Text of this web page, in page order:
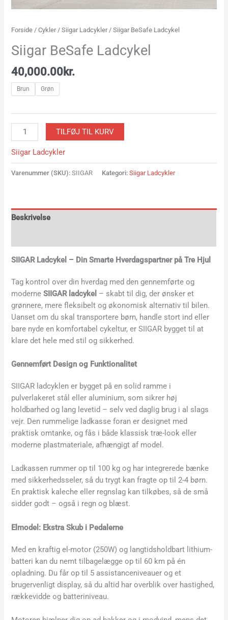
Forside /Cykler/Siigar Ladcykler/ Siigar BeSafe Ladcykel
Siigar BeSafe Ladcykel
40,000.00kr.
Brun Grøn
TILFØJ TIL KURV
Siigar Ladcykler
Varenummer (SKU):SIIGAR Kategori:Siigar Ladcykler
Beskrivelse
SIIGAR Ladcykel – Din Smarte Hverdagspartner på Tre Hjul
Tag kontrol over din hverdag med den gennemførte og
moderneSIIGAR ladcykel – skabt til dig, der ønsker et
grønnere, mere fleksibelt og økonomisk alternativ til bilen.
Uanset om du skal transportere børn, handle stort ind eller
bare nyde en komfortabel cykeltur, er SIIGAR bygget til at
klare det hele med stil og sikkerhed.
Gennemført Design og Funktionalitet
SIIGAR ladcyklen er bygget på en solid ramme i
pulverlakeret stål eller aluminium, som sikrer høj
holdbarhed og lang levetid – selv ved daglig brug i al slags
vejr. Den rummelige ladkasse foran er designet med
praktisk omtanke, og fås i både klassisk træ-look eller
moderne plastmateriale, afhængigt af model.
Ladkassen rummer op til 100 kg og har integrerede bænke
med sikkerhedsseler, så du trygt kan fragte op til 2-4 børn.
En praktisk kaleche eller regnslag kan tilkøbes, så de små
sidder godt – også i regn og blæst.
Elmodel: Ekstra Skub i Pedalerne
Med en kraftig el-motor (250W) og langtidsholdbart lithium-
batteri kan du nemt tilbagelægge op til 60 km på én
opladning. Du får op til 5 assistanceniveauer og et
brugervenligt display, så du altid har overblik over hastighed,
rækkevidde og batteriniveau.